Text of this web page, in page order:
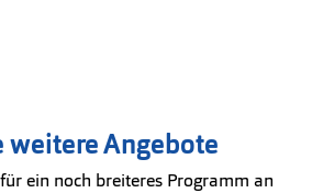
weitere Angebote
ein noch breiteres Programm an